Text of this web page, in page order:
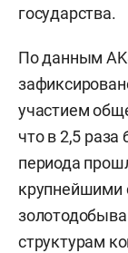
государства.
По данным
участием
что в 2,5 раза
периода
крупнейшими
структурам